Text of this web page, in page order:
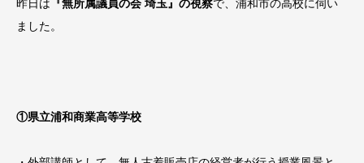
昨日は 『無所属議員の会 埼玉』の視察で、浦和市の高校に伺い
ました。
①県立浦和商業高等学校